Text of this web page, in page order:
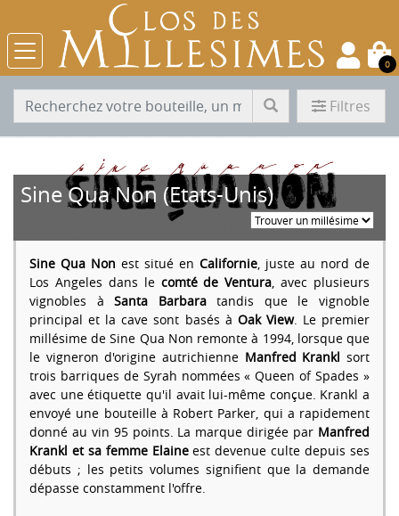
0
Filtres
Sine Qua Non (Etats-Unis)
Sine Qua Non est situé en Californie, juste au nord de
Los Angeles dans le comté de Ventura, avec plusieurs
vignobles àSanta Barbaratandis que le vignoble
principal et la cave sont basés à Oak View. Le premier
millésime de Sine Qua Non remonte à 1994, lorsque que
le vigneron d'origine autrichienne Manfred Krankl sort
trois barriques de Syrah nommées « Queen of Spades »
avec une étiquette qu'il avait lui-même conçue. Krankl a
envoyé une bouteille à Robert Parker, qui a rapidement
donné au vin 95 points. La marque dirigée par Manfred
Krankl et sa femme Elaineest devenue culte depuis ses
débuts ; les petits volumes signifient que la demande
dépasse constamment l'offre.